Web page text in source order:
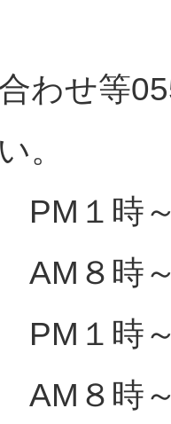
わせ等
。
PM１時
AM８時
PM１時
AM８時